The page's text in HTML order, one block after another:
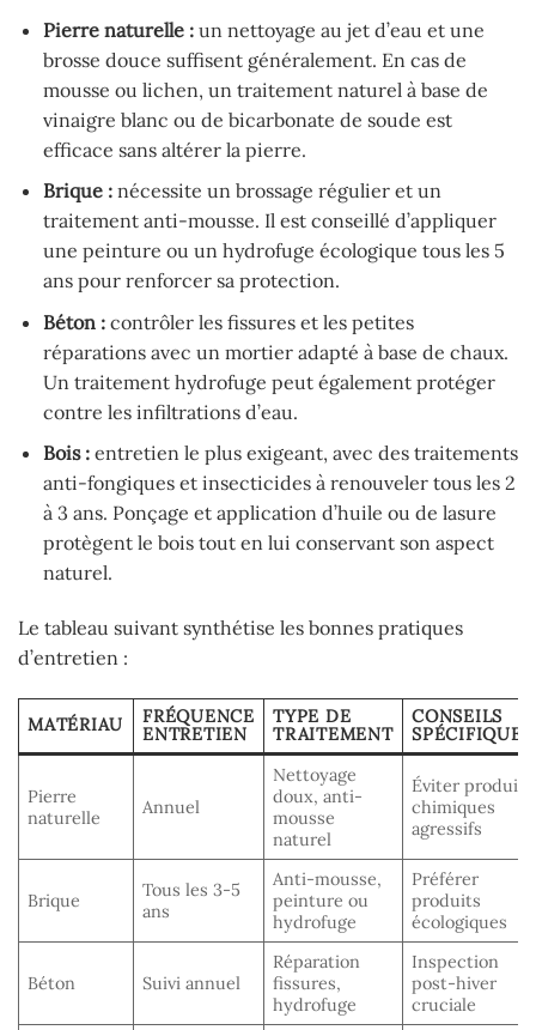
Pierre naturelle :un nettoyage au jet d’eau et une
brosse douce suffisent généralement. En cas de
mousse ou lichen, un traitement naturel à base de
vinaigre blanc ou de bicarbonate de soude est
efficace sans altérer la pierre.
Brique :nécessite un brossage régulier et un
traitement anti-mousse. Il est conseillé d’appliquer
une peinture ou un hydrofuge écologique tous les 5
ans pour renforcer sa protection.
Béton :contrôler les fissures et les petites
réparations avec un mortier adapté à base de chaux.
Un traitement hydrofuge peut également protéger
contre les infiltrations d’eau.
Bois :entretien le plus exigeant, avec des traitements
anti-fongiques et insecticides à renouveler tous les 2
à 3 ans. Ponçage et application d’huile ou de lasure
protègent le bois tout en lui conservant son aspect
naturel.
Le tableau suivant synthétise les bonnes pratiques
d’entretien :
MATÉRIAU
FRÉQUENCE
ENTRETIEN
TYPE DE
TRAITEMENT
CONSEILS
SPÉCIFIQUES
Pierre
naturelle
Annuel
Nettoyage
doux, anti-
mousse
naturel
Éviter produits
chimiques
agressifs
Brique
Tous les 3-5
ans
Anti-mousse,
peinture ou
hydrofuge
Préférer
produits
écologiques
Béton Suivi annuel
Réparation
fissures,
hydrofuge
Inspection
post-hiver
cruciale